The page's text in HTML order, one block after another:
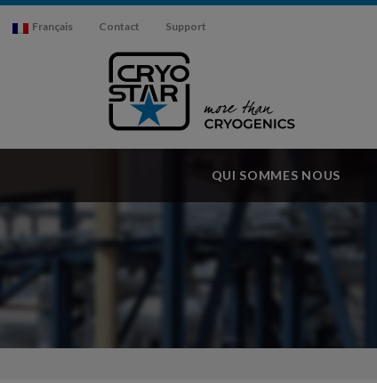
Français Contact Support
QUI SOMMES NOUS